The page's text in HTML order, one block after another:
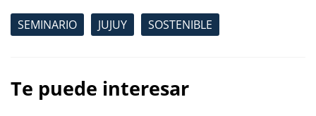
SEMINARIO JUJUY SOSTENIBLE
Te puede interesar